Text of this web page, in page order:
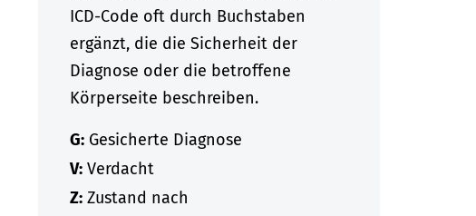
ICD-Code oft durch Buchstaben
ergänzt, die die Sicherheit der
Diagnose oder die betroffene
Körperseite beschreiben.
G:Gesicherte Diagnose
V:Verdacht
Z:Zustand nach